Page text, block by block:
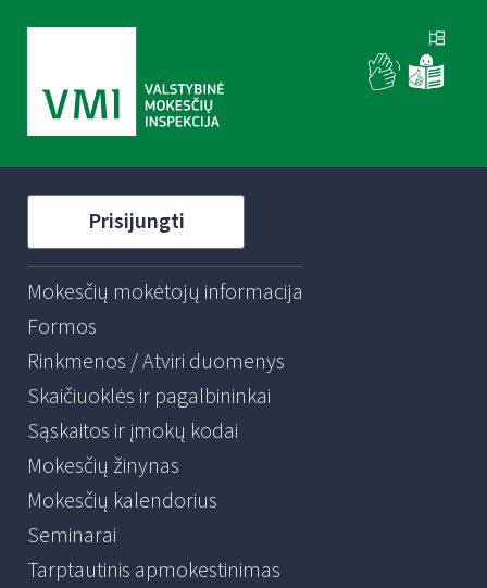
Prisijungti
Mokesčių mokėtojų informacija
Formos
Rinkmenos / Atviri duomenys
Skaičiuoklės ir pagalbininkai
Sąskaitos ir įmokų kodai
Mokesčių žinynas
Mokesčių kalendorius
Seminarai
Tarptautinis apmokestinimas